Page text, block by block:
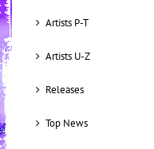
Artists P-T
Artists U-Z
Releases
Top News